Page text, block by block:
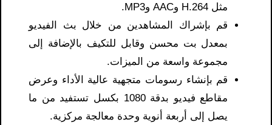
مثل H.264 وAAC وMP3.
قم بإشراك المشاهدين من خلال بث الفيديو
بمعدل بت محسن وقابل للتكيف بالإضافة إلى
مجموعة واسعة من الميزات.
قم بإنشاء رسومات متجهية عالية الأداء وعرض
مقاطع فيديو بدقة 1080 بكسل تستفيد من ما
يصل إلى أربعة أنوية وحدة معالجة مركزية.